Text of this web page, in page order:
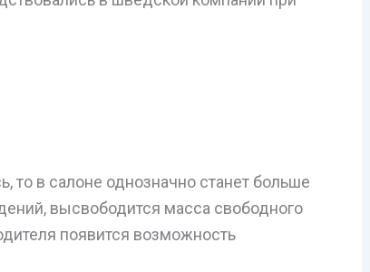
то в салоне однозначно станет больше
высвободится масса свободного
появится возможность